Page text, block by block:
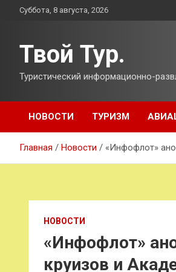
ПерейтиСуббота, 8 августа, 2026
Твой Тур.
Туристический информационно-
НОВОСТИ ТУРИЗМ
Главная Новости «Инфофлот»
НОВОСТИ
«Инфофлот»
круизов и